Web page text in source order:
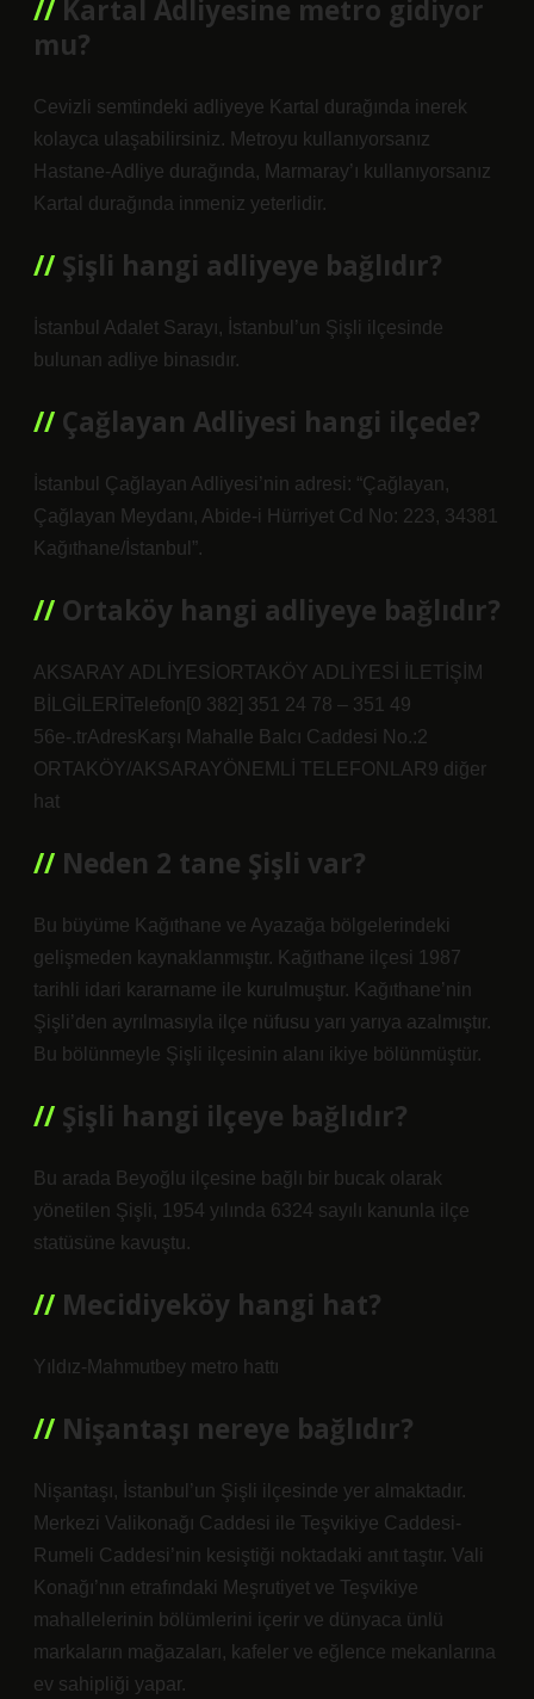
Kartal Adliyesine metro gidiyor
mu?
Cevizli semtindeki adliyeye Kartal durağında inerek
kolayca ulaşabilirsiniz. Metroyu kullanıyorsanız
Hastane-Adliye durağında, Marmaray’ı kullanıyorsanız
Kartal durağında inmeniz yeterlidir.
Şişli hangi adliyeye bağlıdır?
İstanbul Adalet Sarayı, İstanbul’un Şişli ilçesinde
bulunan adliye binasıdır.
Çağlayan Adliyesi hangi ilçede?
İstanbul Çağlayan Adliyesi’nin adresi: “Çağlayan,
Çağlayan Meydanı, Abide-i Hürriyet Cd No: 223, 34381
Kağıthane/İstanbul”.
Ortaköy hangi adliyeye bağlıdır?
AKSARAY ADLİYESİORTAKÖY ADLİYESİ İLETİŞİM
BİLGİLERİTelefon[0 382] 351 24 78 – 351 49
56e-.trAdresKarşı Mahalle Balcı Caddesi No.:2
ORTAKÖY/AKSARAYÖNEMLİ TELEFONLAR9 diğer
hat
Neden 2 tane Şişli var?
Bu büyüme Kağıthane ve Ayazağa bölgelerindeki
gelişmeden kaynaklanmıştır. Kağıthane ilçesi 1987
tarihli idari kararname ile kurulmuştur. Kağıthane’nin
Şişli’den ayrılmasıyla ilçe nüfusu yarı yarıya azalmıştır.
Bu bölünmeyle Şişli ilçesinin alanı ikiye bölünmüştür.
Şişli hangi ilçeye bağlıdır?
Bu arada Beyoğlu ilçesine bağlı bir bucak olarak
yönetilen Şişli, 1954 yılında 6324 sayılı kanunla ilçe
statüsüne kavuştu.
Mecidiyeköy hangi hat?
Yıldız-Mahmutbey metro hattı
Nişantaşı nereye bağlıdır?
Nişantaşı, İstanbul’un Şişli ilçesinde yer almaktadır.
Merkezi Valikonağı Caddesi ile Teşvikiye Caddesi-
Rumeli Caddesi’nin kesiştiği noktadaki anıt taştır. Vali
Konağı’nın etrafındaki Meşrutiyet ve Teşvikiye
mahallelerinin bölümlerini içerir ve dünyaca ünlü
markaların mağazaları, kafeler ve eğlence mekanlarına
ev sahipliği yapar.